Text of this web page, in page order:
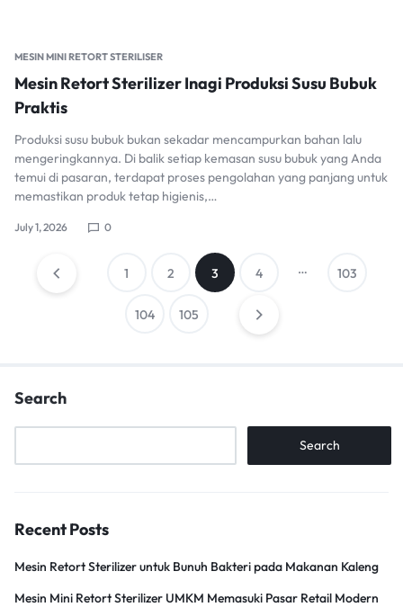
MESIN MINI RETORT STERILISER
Mesin Retort Sterilizer Inagi Produksi Susu Bubuk
Praktis
Produksi susu bubuk bukan sekadar mencampurkan bahan lalu
mengeringkannya. Di balik setiap kemasan susu bubuk yang Anda
temui di pasaran, terdapat proses pengolahan yang panjang untuk
memastikan produk tetap higienis,…
July 1, 2026 0
Posts1 2 3 4 … 103
104 105
Search
Search
Recent Posts
Mesin Retort Sterilizer untuk Bunuh Bakteri pada Makanan Kaleng
Mesin Mini Retort Sterilizer UMKM Memasuki Pasar Retail Modern